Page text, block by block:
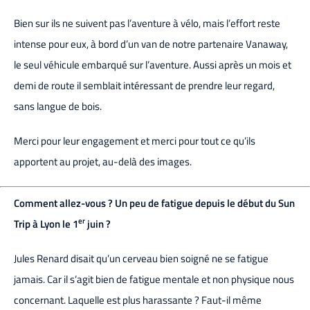
Bien sur ils ne suivent pas l’aventure à vélo, mais l’effort reste
intense pour eux, à bord d’un van de notre partenaire Vanaway,
le seul véhicule embarqué sur l’aventure. Aussi après un mois et
demi de route il semblait intéressant de prendre leur regard,
sans langue de bois.
Merci pour leur engagement et merci pour tout ce qu’ils
apportent au projet, au-delà des images.
Comment allez-vous ? Un peu de fatigue depuis le début du Sun
Trip à Lyon le 1erjuin ?
Jules Renard disait qu’un cerveau bien soigné ne se fatigue
jamais. Car il s’agit bien de fatigue mentale et non physique nous
concernant. Laquelle est plus harassante ? Faut-il même